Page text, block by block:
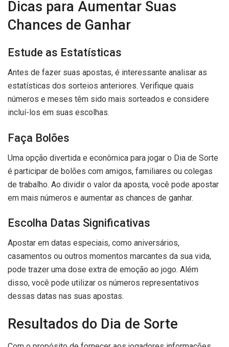
Dicas para Aumentar Suas
Chances de Ganhar
Estude as Estatísticas
Antes de fazer suas apostas, é interessante analisar as
estatísticas dos sorteios anteriores. Verifique quais
números e meses têm sido mais sorteados e considere
incluí-los em suas escolhas.
Faça Bolões
Uma opção divertida e econômica para jogar o Dia de Sorte
é participar de bolões com amigos, familiares ou colegas
de trabalho. Ao dividir o valor da aposta, você pode apostar
em mais números e aumentar as chances de ganhar.
Escolha Datas Significativas
Apostar em datas especiais, como aniversários,
casamentos ou outros momentos marcantes da sua vida,
pode trazer uma dose extra de emoção ao jogo. Além
disso, você pode utilizar os números representativos
dessas datas nas suas apostas.
Resultados do Dia de Sorte